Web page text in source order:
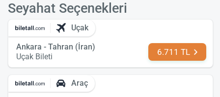
Seyahat Seçenekleri
Uçak
Ankara - Tahran (İran)
Uçak Bileti
6.711 TL
Araç